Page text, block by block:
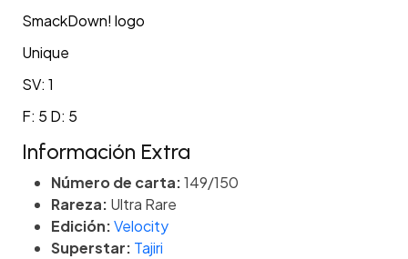
SmackDown! logo
Unique
SV: 1
F: 5 D: 5
Información Extra
Número de carta:149/150
Rareza: Ultra Rare
Edición:Velocity
Superstar: Tajiri